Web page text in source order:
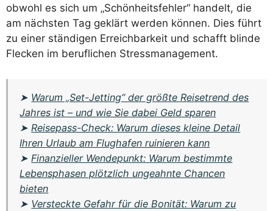
obwohl es sich um „Schönheitsfehler“ handelt, die
am nächsten Tag geklärt werden können. Dies führt
zu einer ständigen Erreichbarkeit und schafft blinde
Flecken im beruflichen Stressmanagement.
➤ Warum „Set-Jetting“ der größte Reisetrend des
Jahres ist – und wie Sie dabei Geld sparen
➤Reisepass-Check: Warum dieses kleine Detail
Ihren Urlaub am Flughafen ruinieren kann
➤Finanzieller Wendepunkt: Warum bestimmte
Lebensphasen plötzlich ungeahnte Chancen
bieten
➤ Versteckte Gefahr für die Bonität: Warum zu